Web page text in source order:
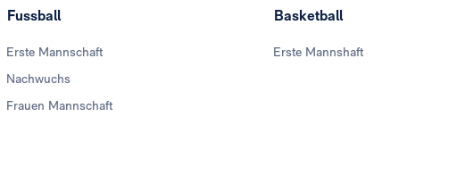
Fussball
Erste Mannschaft
Nachwuchs
Frauen Mannschaft
Basketball
Erste Mannshaft